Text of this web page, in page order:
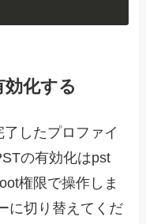
効化する
したプロファイ
の有効化はpst
権限で操作しま
に切り替えてくだ